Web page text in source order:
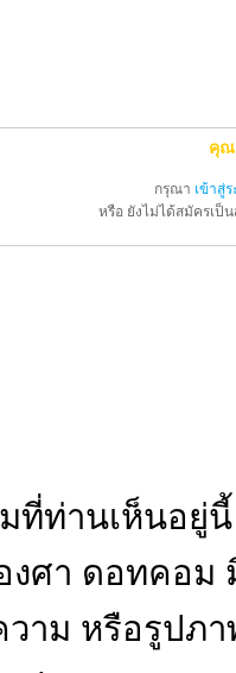
คุณ
กรุณา เข้าสู่
หรือ ยังไม่ได้สมัครเป็
ท่านเห็นอยู่นี้
งศา ดอทคอม
าม หรือรูปภ